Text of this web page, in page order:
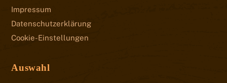
Impressum
Datenschutzerklärung
Cookie-Einstellungen
Auswahl